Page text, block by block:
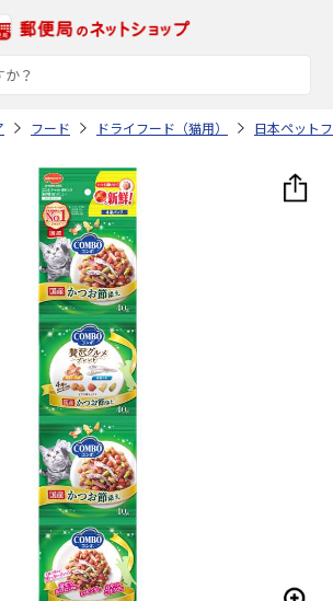
フード ドライフード（猫用） 日本ペット